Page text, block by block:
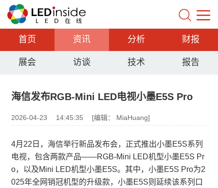
首页 资讯 分析 财报
展会 访谈 技术 报告
海信发布RGB-Mini LED电视小墨E5S Pro
2026-04-23 14:45:35 [编辑： MiaHuang]
4月22日，海信举行新品发布会，正式推出小墨E5S系列
电视，包含两款产品——RGB-Mini LED机型小墨E5S Pr
o，以及Mini LED机型小墨E5S。其中，小墨E5S Pro为2
025年全网销冠机型的升级款，小墨E5S则延续该系列口